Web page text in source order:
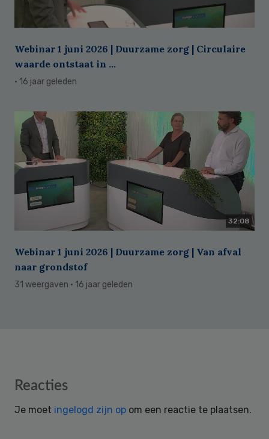
Webinar 1 juni 2026 | Duurzame zorg | Circulaire
waarde ontstaat in ...
· 16 jaar geleden
32:08
Webinar 1 juni 2026 | Duurzame zorg | Van afval
naar grondstof
31 weergaven · 16 jaar geleden
Reader
Reacties
Je moet ingelogd zijn op om een reactie te plaatsen.